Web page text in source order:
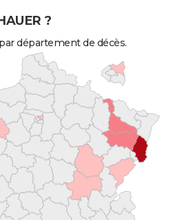
?
département de décès.